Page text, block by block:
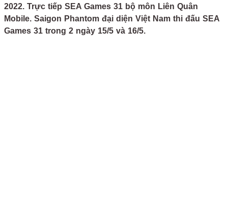
2022. Trực tiếp SEA Games 31 bộ môn Liên Quân
Mobile. Saigon Phantom đại diện Việt Nam thi đấu SEA
Games 31 trong 2 ngày 15/5 và 16/5.